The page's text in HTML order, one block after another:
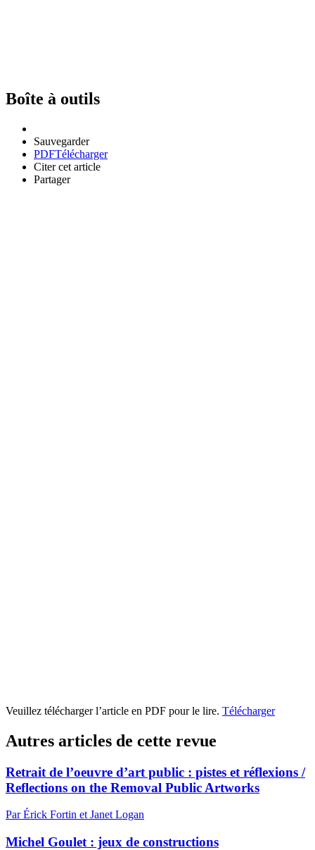
Boîte à outils
Sauvegarder
PDFTélécharger
Citer cet article
Partager
Veuillez télécharger l’article en PDF pour le lire. Télécharger
Autres articles de cette revue
Retrait de l’oeuvre d’art public : pistes et réflexions /
Reflections on the Removal Public Artworks
Par Érick Fortin et Janet Logan
Michel Goulet : jeux de constructions